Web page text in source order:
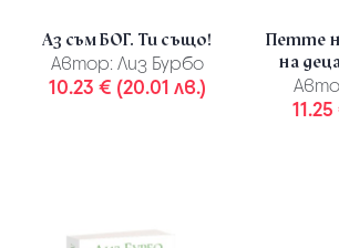
Аз съм БОГ. Ти също!
Автор: Лиз Бурбо
10.23 € (20.01 лв.)
Петте
на